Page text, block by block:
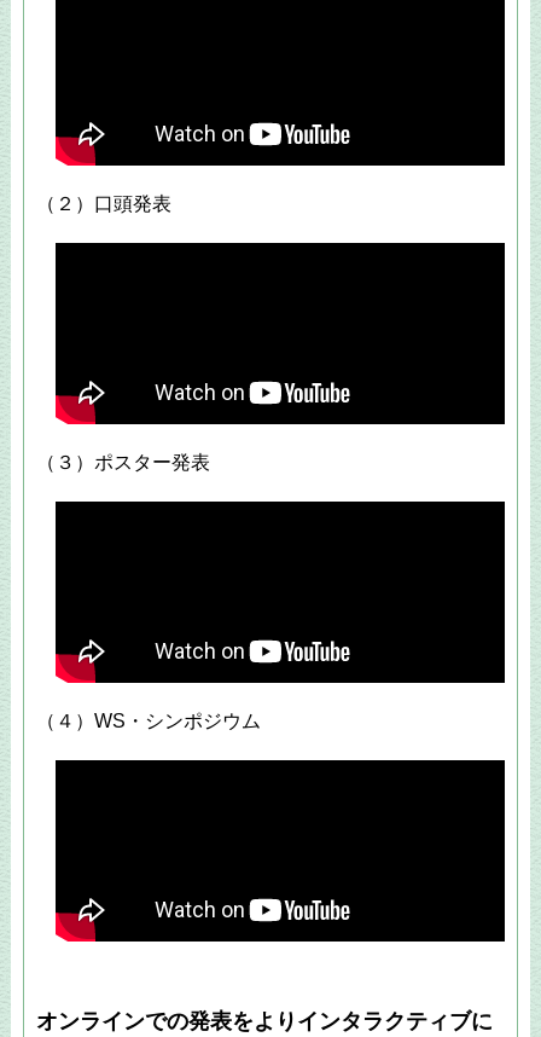
（２）口頭発表
（３）ポスター発表
（４）WS・シンポジウム
オンラインでの発表をよりインタラクティブに